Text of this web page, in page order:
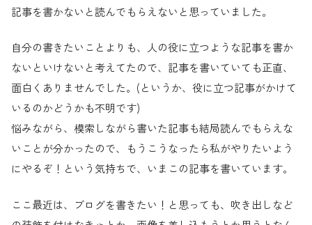
記事を書かないと読んでもらえないと思っていました。
自分の書きたいことよりも、人の役に立つような記事を書か
ないといけないと考えてたので、記事を書いていても正直、
面白くありませんでした。(というか、役に立つ記事がかけて
いるのかどうかも不明です)
悩みながら、模索しながら書いた記事も結局読んでもらえな
いことが分かったので、もうこうなったら私がやりたいよう
にやるぞ！という気持ちで、いまこの記事を書いています。
ここ最近は、ブログを書きたい！と思っても、吹き出しなど